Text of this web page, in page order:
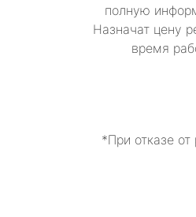
полную
Назначат цену
время
*При отказе